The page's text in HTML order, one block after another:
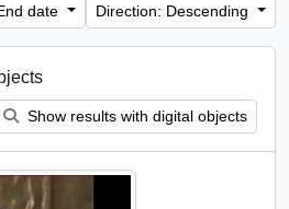
date
Direction: Descending
Show results with digital objects